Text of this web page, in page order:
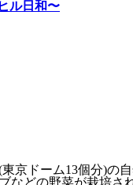
ル日和〜
京ドーム13個分)の
などの野菜が栽培さ